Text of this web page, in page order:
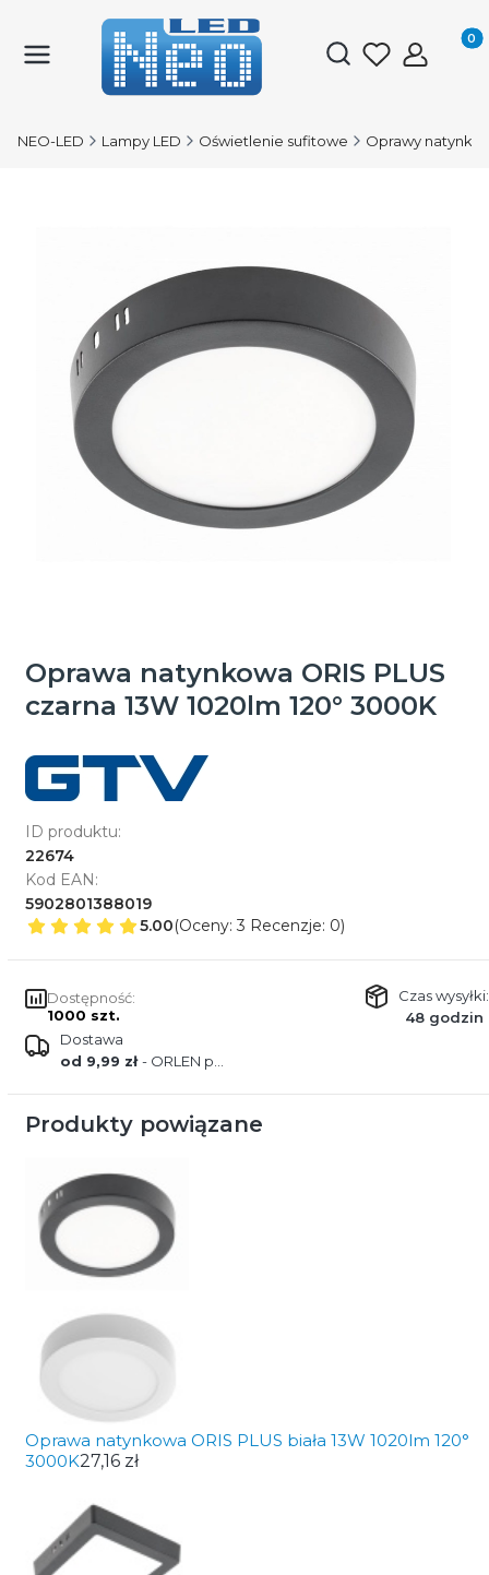
Otwórz
NEO-LED Lampy LED Oświetlenie sufitowe Oprawy
Oprawa natynkowa ORIS PLUS
czarna 13W 1020lm 120° 3000K
ID produktu:
22674
Kod EAN:
5902801388019
5.00(Oceny: 3 Recenzje: 0)
Dostępność:
1000 szt.
Czas wysyłki:
48 godzin
Dostawa
od 9,99 zł- ORLEN paczka
Produkty powiązane
Oprawa natynkowa ORIS PLUS biała 13W 1020lm 120°
3000K27,16 zł